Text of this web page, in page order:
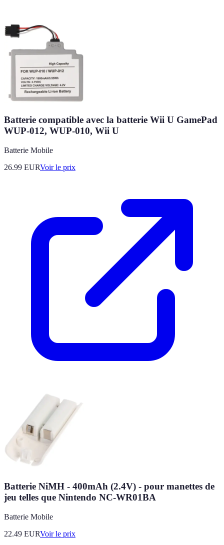
Batterie compatible avec la batterie Wii U GamePad
WUP-012, WUP-010, Wii U
Batterie Mobile
26.99 EURVoir le prix
Batterie NiMH - 400mAh (2.4V) - pour manettes de
jeu telles que Nintendo NC-WR01BA
Batterie Mobile
22.49 EURVoir le prix